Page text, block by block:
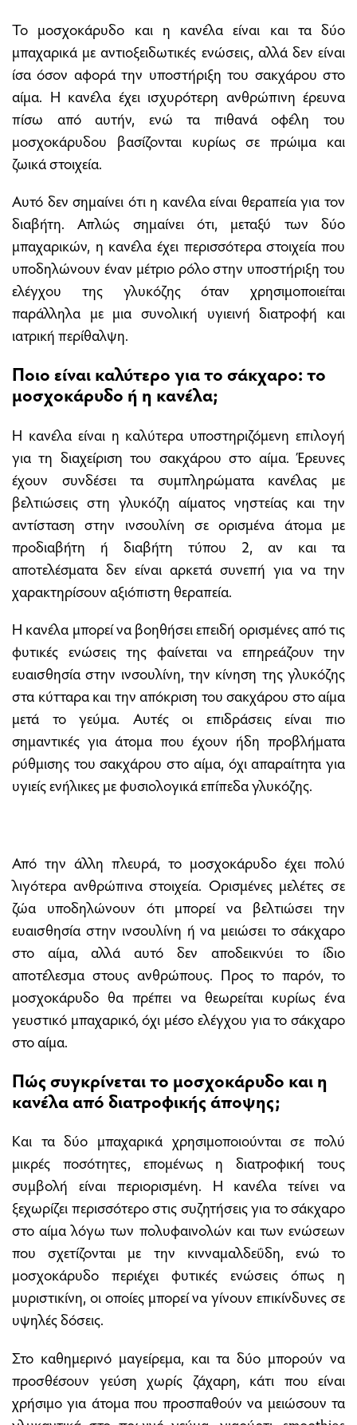
Το μοσχοκάρυδο και η κανέλα είναι και τα δύο
μπαχαρικά με αντιοξειδωτικές ενώσεις, αλλά δεν είναι
ίσα όσον αφορά την υποστήριξη του σακχάρου στο
αίμα. Η κανέλα έχει ισχυρότερη ανθρώπινη έρευνα
πίσω από αυτήν, ενώ τα πιθανά οφέλη του
μοσχοκάρυδου βασίζονται κυρίως σε πρώιμα και
ζωικά στοιχεία.
Αυτό δεν σημαίνει ότι η κανέλα είναι θεραπεία για τον
διαβήτη. Απλώς σημαίνει ότι, μεταξύ των δύο
μπαχαρικών, η κανέλα έχει περισσότερα στοιχεία που
υποδηλώνουν έναν μέτριο ρόλο στην υποστήριξη του
ελέγχου της γλυκόζης όταν χρησιμοποιείται
παράλληλα με μια συνολική υγιεινή διατροφή και
ιατρική περίθαλψη.
Ποιο είναι καλύτερο για το σάκχαρο: το
μοσχοκάρυδο ή η κανέλα;
Η κανέλα είναι η καλύτερα υποστηριζόμενη επιλογή
για τη διαχείριση του σακχάρου στο αίμα. Έρευνες
έχουν συνδέσει τα συμπληρώματα κανέλας με
βελτιώσεις στη γλυκόζη αίματος νηστείας και την
αντίσταση στην ινσουλίνη σε ορισμένα άτομα με
προδιαβήτη ή διαβήτη τύπου 2, αν και τα
αποτελέσματα δεν είναι αρκετά συνεπή για να την
χαρακτηρίσουν αξιόπιστη θεραπεία.
Η κανέλα μπορεί να βοηθήσει επειδή ορισμένες από τις
φυτικές ενώσεις της φαίνεται να επηρεάζουν την
ευαισθησία στην ινσουλίνη, την κίνηση της γλυκόζης
στα κύτταρα και την απόκριση του σακχάρου στο αίμα
μετά το γεύμα. Αυτές οι επιδράσεις είναι πιο
σημαντικές για άτομα που έχουν ήδη προβλήματα
ρύθμισης του σακχάρου στο αίμα, όχι απαραίτητα για
υγιείς ενήλικες με φυσιολογικά επίπεδα γλυκόζης.
Από την άλλη πλευρά, το μοσχοκάρυδο έχει πολύ
λιγότερα ανθρώπινα στοιχεία. Ορισμένες μελέτες σε
ζώα υποδηλώνουν ότι μπορεί να βελτιώσει την
ευαισθησία στην ινσουλίνη ή να μειώσει το σάκχαρο
στο αίμα, αλλά αυτό δεν αποδεικνύει το ίδιο
αποτέλεσμα στους ανθρώπους. Προς το παρόν, το
μοσχοκάρυδο θα πρέπει να θεωρείται κυρίως ένα
γευστικό μπαχαρικό, όχι μέσο ελέγχου για το σάκχαρο
στο αίμα.
Πώς συγκρίνεται το μοσχοκάρυδο και η
κανέλα από διατροφικής άποψης;
Και τα δύο μπαχαρικά χρησιμοποιούνται σε πολύ
μικρές ποσότητες, επομένως η διατροφική τους
συμβολή είναι περιορισμένη. Η κανέλα τείνει να
ξεχωρίζει περισσότερο στις συζητήσεις για το σάκχαρο
στο αίμα λόγω των πολυφαινολών και των ενώσεων
που σχετίζονται με την κινναμαλδεΰδη, ενώ το
μοσχοκάρυδο περιέχει φυτικές ενώσεις όπως η
μυριστικίνη, οι οποίες μπορεί να γίνουν επικίνδυνες σε
υψηλές δόσεις.
Στο καθημερινό μαγείρεμα, και τα δύο μπορούν να
προσθέσουν γεύση χωρίς ζάχαρη, κάτι που είναι
χρήσιμο για άτομα που προσπαθούν να μειώσουν τα